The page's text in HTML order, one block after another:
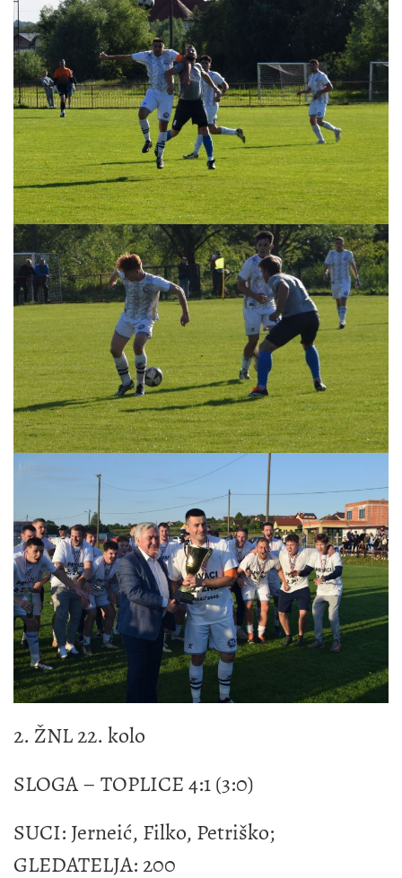
2. ŽNL 22. kolo
SLOGA – TOPLICE 4:1 (3:0)
SUCI: Jerneić, Filko, Petriško;
GLEDATELJA: 200